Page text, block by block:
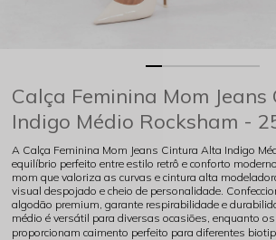
Calça Feminina Mom
Indigo Médio Rocksham -
A Calça Feminina Mom Jeans Cintura Alta Indigo
equilíbrio perfeito entre estilo retrô e conforto
mom que valoriza as curvas e cintura alta
visual despojado e cheio de personalidade.
algodão premium, garante respirabilidade e
médio é versátil para diversas ocasiões, enquanto
proporcionam caimento perfeito para diferentes